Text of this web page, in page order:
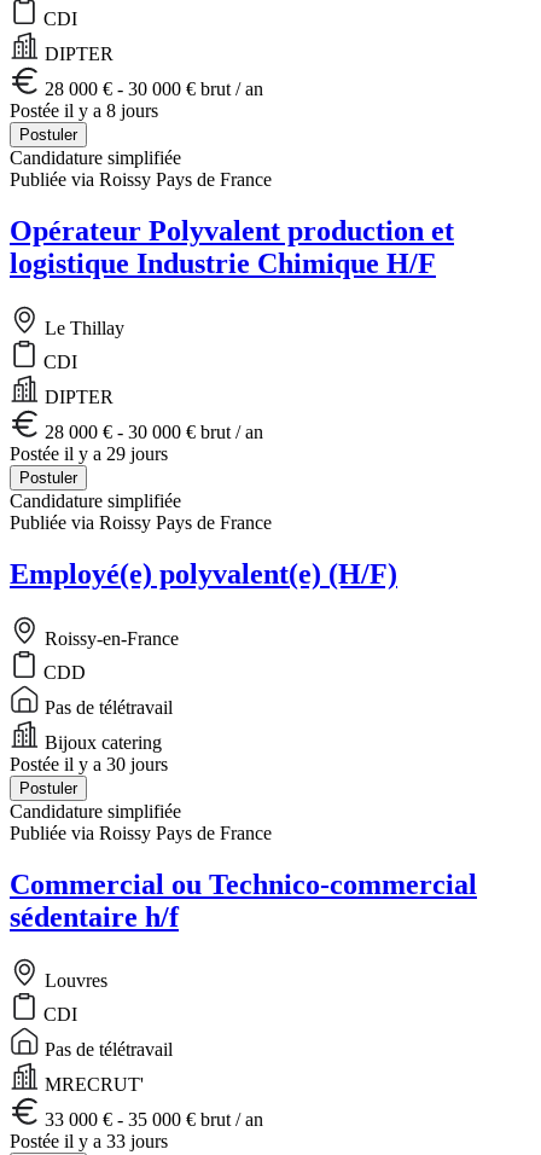
CDI
DIPTER
28 000 € - 30 000 € brut / an
Postée il y a 8 jours
Postuler
Candidature simplifiée
Publiée via Roissy Pays de France
Opérateur Polyvalent production et
logistique Industrie Chimique H/F
Le Thillay
CDI
DIPTER
28 000 € - 30 000 € brut / an
Postée il y a 29 jours
Postuler
Candidature simplifiée
Publiée via Roissy Pays de France
Employé(e) polyvalent(e) (H/F)
Roissy-en-France
CDD
Pas de télétravail
Bijoux catering
Postée il y a 30 jours
Postuler
Candidature simplifiée
Publiée via Roissy Pays de France
Commercial ou Technico-commercial
sédentaire h/f
Louvres
CDI
Pas de télétravail
MRECRUT'
33 000 € - 35 000 € brut / an
Postée il y a 33 jours